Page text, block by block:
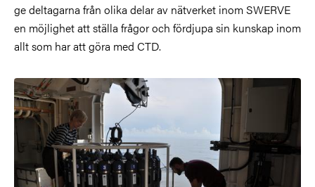
ge deltagarna från olika delar av nätverket inom SWERVE
en möjlighet att ställa frågor och fördjupa sin kunskap inom
allt som har att göra med CTD.